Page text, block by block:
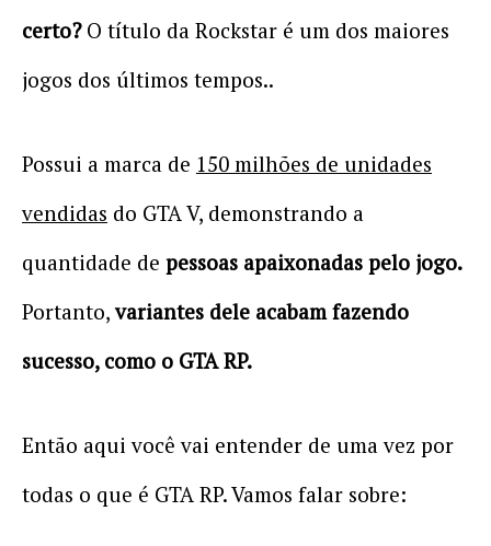
certo?O título da Rockstar é um dos maiores
jogos dos últimos tempos..
Possui a marca de 150 milhões de unidades
vendidas do GTA V, demonstrando a
quantidade de pessoas apaixonadas pelo jogo.
Portanto,variantes dele acabam fazendo
sucesso, como o GTA RP.
Então aqui você vai entender de uma vez por
todas o que é GTA RP. Vamos falar sobre: